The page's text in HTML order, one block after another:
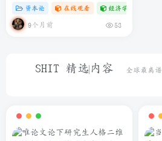
资本论 在线观看 经济学专题
9个月前 53
SHIT 精选内容 全球最离